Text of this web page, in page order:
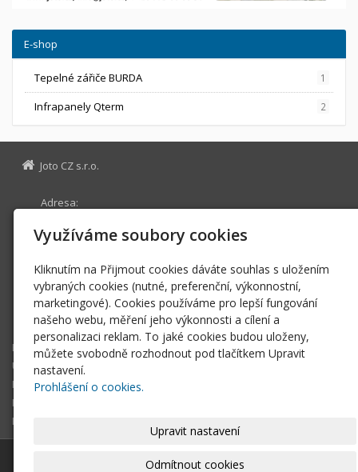
E-shop
Tepelné zářiče BURDA 1
Infrapanely Qterm 2
Joto CZ s.r.o.
Adresa:
331 65 Žihle
CZ29113075
info@joto.cz
+420 773 88 66 56
E-shop
Úvodní stránka
Fotovoltaika, elektrické vytápění a ohřev
Produkty pro průmysl
Kontaktní formulář
Joto CZ s.r.o.| Mapa webu
Využíváme soubory cookies
Kliknutím na Přijmout cookies dáváte souhlas s uložením
vybraných cookies (nutné, preferenční, výkonnostní,
marketingové). Cookies používáme pro lepší fungování
našeho webu, měření jeho výkonnosti a cílení a
personalizaci reklam. To jaké cookies budou uloženy,
můžete svobodně rozhodnout pod tlačítkem Upravit
nastavení.
Prohlášení o cookies.
Upravit nastavení
Odmítnout cookies